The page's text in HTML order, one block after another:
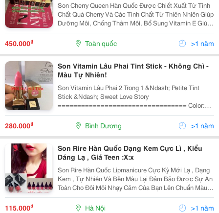
Son Cherry Queen Hàn Quốc Được Chiết Xuất Từ Tinh
Chất Quả Cherry Và Các Tinh Chất Từ Thiên Nhiên Giúp
Dưỡng Môi, Chống Thâm Môi, Bổ Sung Vitamin E Giúp
Đôi Môi Bạn Luôn Mềm Mại, Tươi Tắn, Son Có Độ Bám
Màu Tốt, Lâu Phai, Màu Sắc Đẹp, Chuẩn Đêm Lại...
450.000₫ Toàn quốc >1 năm
Son Vitamin Lâu Phai Tint Stick - Không Chì -
Màu Tự Nhiên!
Son Vitamin Lâu Phai 2 Trong 1 &Ndash; Petite Tint
Stick &Ndash; Sweet Love Story
================================= Color:
1.Red 2.Pink 3.Orange 4.Neon Pink 5.Seoul Pink 6.Vivid
Orange 7.Hot Pink 8.Deep Coral 9.Vampire Red
10.Seoul Orange. Với Công N
280.000₫ Bình Dương >1 năm
Son Rire Hàn Quốc Dạng Kem Cực Lì , Kiểu
Dáng Lạ , Giá Teen :X:x
Son Rire Hàn Quốc Lipmanicure Cực Kỳ Mới Lạ , Dạng
Kem , Tự Nhiên Và Bền Màu Lại Đảm Bảo Được Sự An
Toàn Cho Đôi Môi Nhạy Cảm Của Bạn Lên Chuẩn Màu
Tự Nhiên Không Làm Khô Môi Bền Màu Dưỡng Ẩm Tự
Nhiên Thiết Kế Nhỏ Gọn Xinh Đẹp Các Bạn Nhanh Tay
115.000₫ Hà Nội >1 năm